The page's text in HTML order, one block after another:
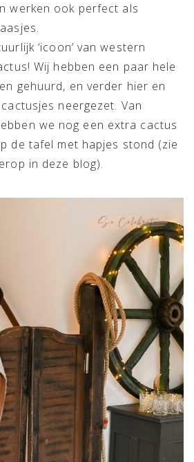
werken ook perfect als
‘icoon’ van western
Wij hebben een paar hele
gehuurd, en verder hier en
neergezet. Van
we nog een extra cactus
de tafel met hapjes stond (zie
in deze blog).